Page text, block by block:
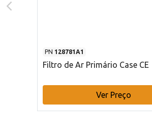
PN 128781A1
Filtro de Ar Primário Case CE
Ver Preço